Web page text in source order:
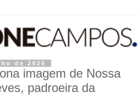
de 2025
imagem de Nossa
padroeira da